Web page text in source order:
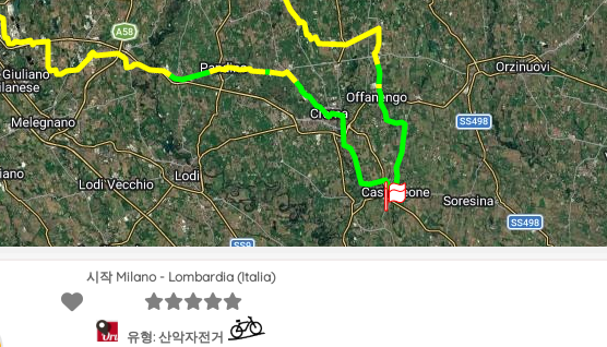
시작 Milano - Lombardia (Italia)
유형: 산악자전거